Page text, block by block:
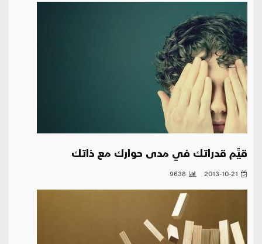
قيِّم قدراتك في مدى حوارك مع ذاتك
2013-10-21
9638